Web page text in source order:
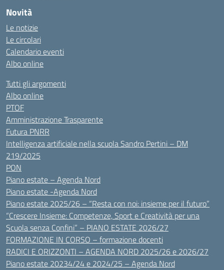
Novità
Le notizie
Le circolari
Calendario eventi
Albo online
Tutti gli argomenti
Albo online
PTOF
Amministrazione Trasparente
Futura PNRR
Intelligenza artificiale nella scuola Sandro Pertini – DM
219/2025
PON
Piano estate – Agenda Nord
Piano estate -Agenda Nord
Piano estate 2025/26 – “Resta con noi: insieme per il futuro”
“Crescere Insieme: Competenze, Sport e Creatività per una
Scuola senza Confini” – PIANO ESTATE 2026/27
FORMAZIONE IN CORSO – formazione docenti
RADICI E ORIZZONTI – AGENDA NORD 2025/26 e 2026/27
Piano estate 20234/24 e 2024/25 – Agenda Nord